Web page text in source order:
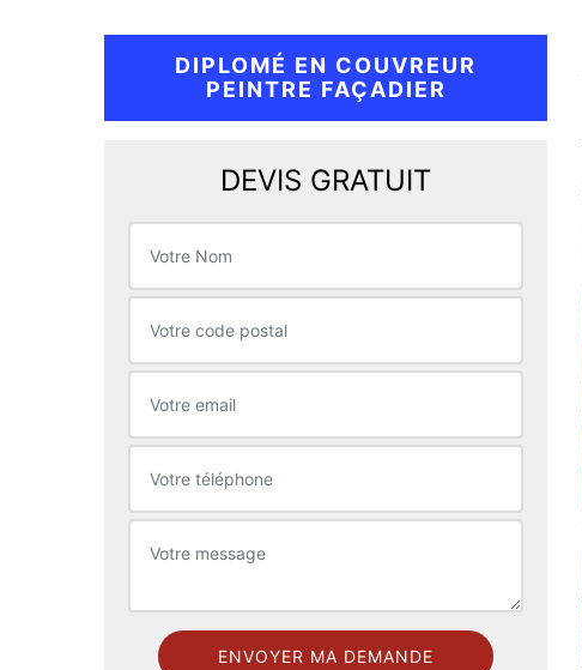
DIPLOMÉ EN COUVREUR
PEINTRE FAÇADIER
DEVIS GRATUIT